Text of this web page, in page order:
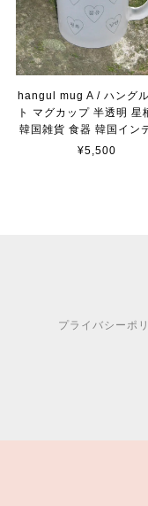
hangul mug A / ハング
ト マグカップ 半透明 星
韓国雑貨 食器 韓国イン
¥5,500
プライバシーポ